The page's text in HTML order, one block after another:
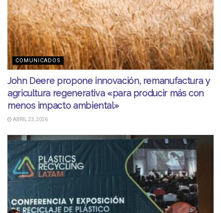
COMUNICADOS
John Deere propone innovación, remanufactura y
agricultura regenerativa «para producir más con
menos impacto ambiental»
ABRIL 23, 2026